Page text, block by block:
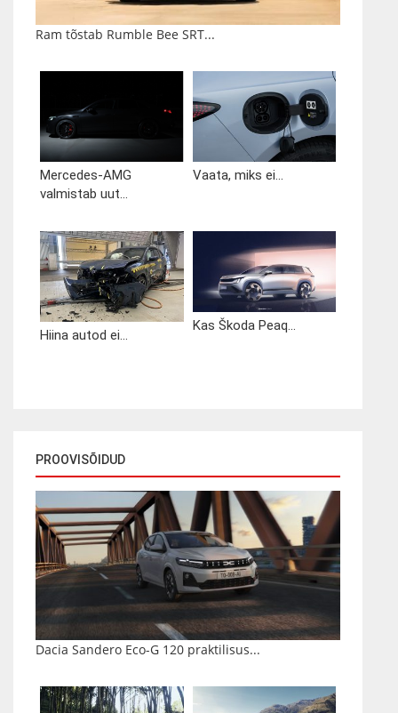
Ram tõstab Rumble Bee SRT...
Mercedes-AMG
valmistab uut...
Vaata, miks ei...
Hiina autod ei...
Kas Škoda Peaq...
PROOVISÕIDUD
Dacia Sandero Eco-G 120 praktilisus...